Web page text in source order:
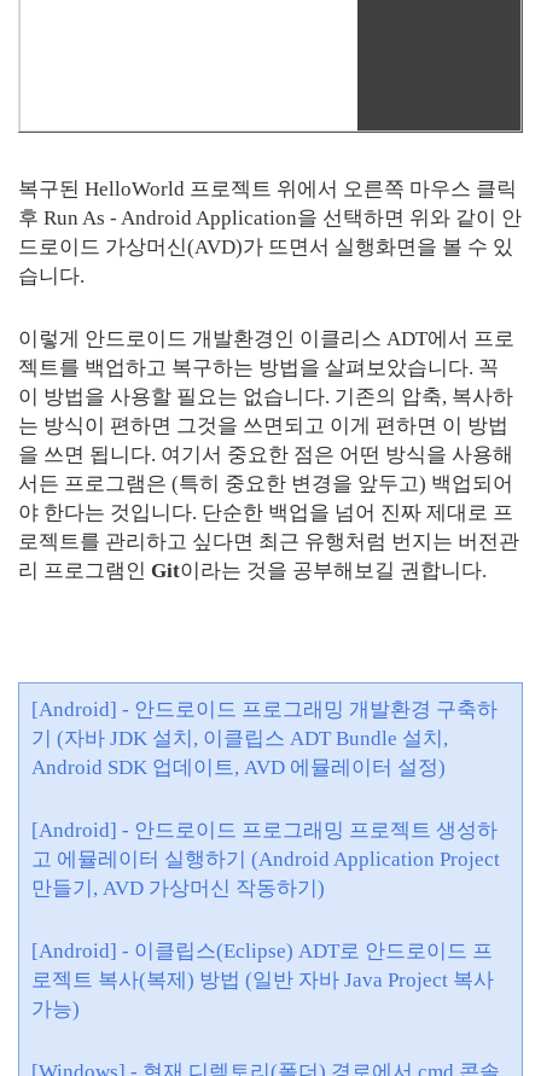
복구된 HelloWorld 프로젝트 위에서 오른쪽 마우스 클릭
후 Run As - Android Application을 선택하면 위와 같이 안
드로이드 가상머신(AVD)가 뜨면서 실행화면을 볼 수 있
습니다.
이렇게 안드로이드 개발환경인 이클리스 ADT에서 프로
젝트를 백업하고 복구하는 방법을 살펴보았습니다. 꼭
이 방법을 사용할 필요는 없습니다. 기존의 압축, 복사하
는 방식이 편하면 그것을 쓰면되고 이게 편하면 이 방법
을 쓰면 됩니다. 여기서 중요한 점은 어떤 방식을 사용해
서든 프로그램은 (특히 중요한 변경을 앞두고) 백업되어
야 한다는 것입니다. 단순한 백업을 넘어 진짜 제대로 프
로젝트를 관리하고 싶다면 최근 유행처럼 번지는 버전관
리 프로그램인 Git이라는 것을 공부해보길 권합니다.
[Android] - 안드로이드 프로그래밍 개발환경 구축하
기 (자바 JDK 설치, 이클립스 ADT Bundle 설치,
Android SDK 업데이트, AVD 에뮬레이터 설정)
[Android] - 안드로이드 프로그래밍 프로젝트 생성하
고 에뮬레이터 실행하기 (Android Application Project
만들기, AVD 가상머신 작동하기)
[Android] - 이클립스(Eclipse) ADT로 안드로이드 프
로젝트 복사(복제) 방법 (일반 자바 Java Project 복사
가능)